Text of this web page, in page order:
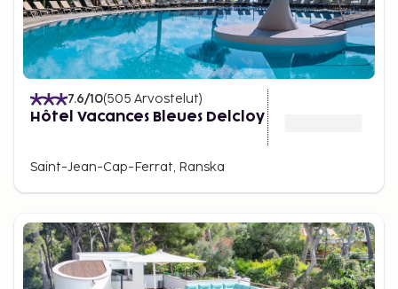
7.6/10(505 Arvostelut)
Hôtel Vacances Bleues Delcloy
Saint-Jean-Cap-Ferrat, Ranska